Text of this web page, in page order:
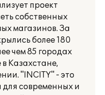
проект
собственных
магазинов. За
более 180
чем 85 городах
Казахстане,
"INCITY" - это
для современных и